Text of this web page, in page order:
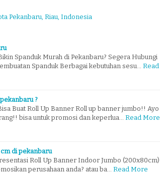
Pekanbaru, Riau, Indonesia
Spanduk Murah di Pekanbaru? Segera Hubungi
Spanduk Berbagai kebutuhan sesu… Read
?
Buat Roll Up Banner Roll up banner jumbo!! Ayo
bisa untuk promosi dan keperlua… Read More
di pekanbaru
Roll Up Banner Indoor Jumbo (200x80cm)
perusahaan anda? atau ba… Read More